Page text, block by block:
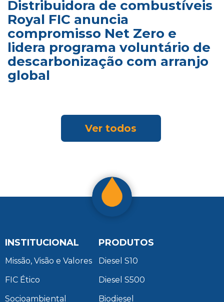
Distribuidora de combustíveis
Royal FIC anuncia
compromisso Net Zero e
lidera programa voluntário de
descarbonização com arranjo
global
Ver todos
INSTITUCIONAL
Missão, Visão e Valores
FIC Ético
Socioambiental
PRODUTOS
Diesel S10
Diesel S500
Biodiesel